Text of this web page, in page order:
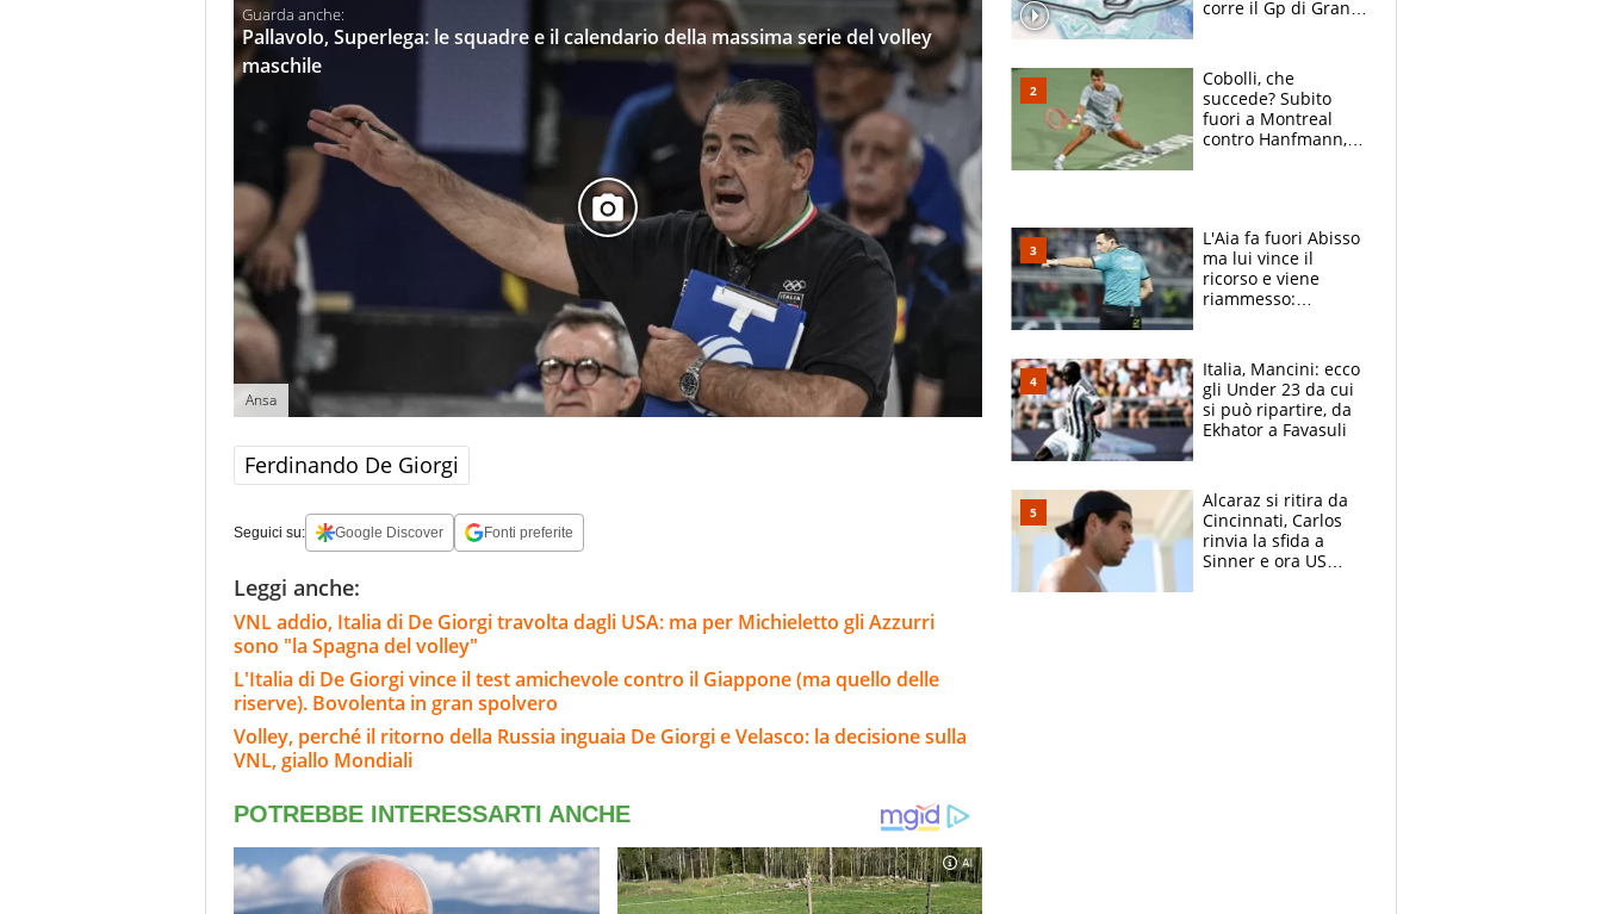
Pallavolo, Superlega: le squadre e il calendario della massima serie del volley
maschile
Ansa
Ferdinando De Giorgi
Seguici su: Google Discover Fonti preferite
Leggi anche:
VNL addio, Italia di De Giorgi travolta dagli USA: ma per Michieletto gli Azzurri
sono "la Spagna del volley"
L'Italia di De Giorgi vince il test amichevole contro il Giappone (ma quello delle
riserve). Bovolenta in gran spolvero
Volley, perché il ritorno della Russia inguaia De Giorgi e Velasco: la decisione sulla
VNL, giallo Mondiali
corre il Gp di Gran
Cobolli, che
succede? Subito
fuori a Montreal
contro Hanfmann,
L'Aia fa fuori Abisso
ma lui vince il
ricorso e viene
riammesso:
Italia, Mancini: ecco
gli Under 23 da cui
si può ripartire, da
Ekhator a Favasuli
Alcaraz si ritira da
Cincinnati, Carlos
rinvia la sfida a
Sinner e ora US